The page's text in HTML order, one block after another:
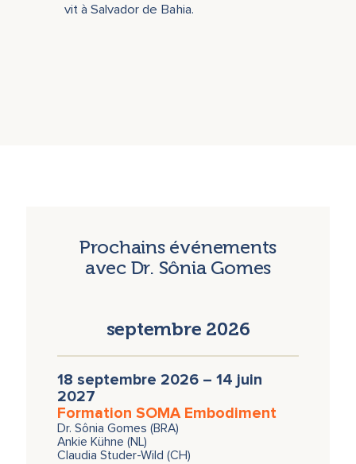
vit à Salvador de Bahia.
Prochains événements
avec Dr. Sônia Gomes
septembre 2026
18 septembre 2026 – 14 juin
2027
Formation SOMA Embodiment
Dr. Sônia Gomes (BRA)
Ankie Kühne (NL)
Claudia Studer-Wild (CH)